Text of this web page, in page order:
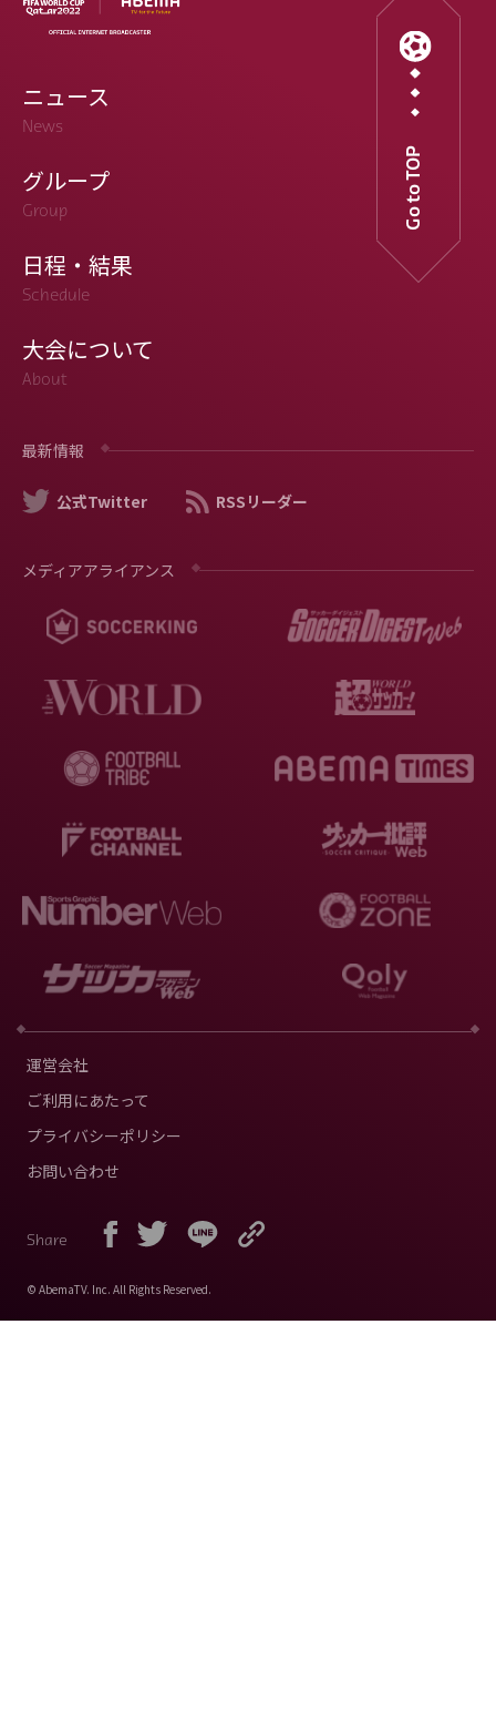
ニュース
News
グループ
Group
日程・結果
Schedule
大会について
About
最新情報
公式Twitter RSSリーダー
メディアアライアンス
Go to TOP
運営会社
ご利用にあたって
プライバシーポリシー
お問い合わせ
Share
© AbemaTV. Inc. All Rights Reserved.